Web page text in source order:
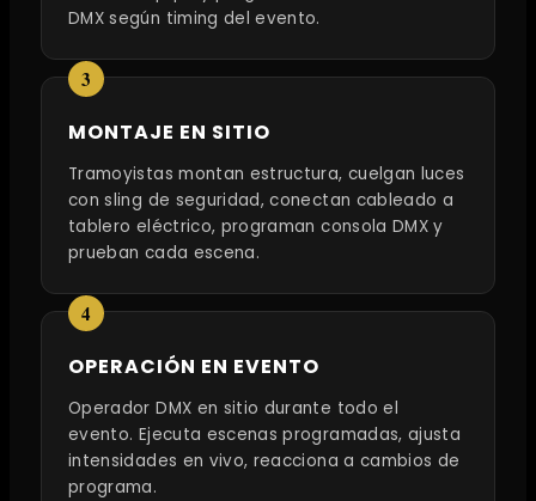
DMX según timing del evento.
MONTAJE EN SITIO
Tramoyistas montan estructura, cuelgan luces
con sling de seguridad, conectan cableado a
tablero eléctrico, programan consola DMX y
prueban cada escena.
OPERACIÓN EN EVENTO
Operador DMX en sitio durante todo el
evento. Ejecuta escenas programadas, ajusta
intensidades en vivo, reacciona a cambios de
programa.